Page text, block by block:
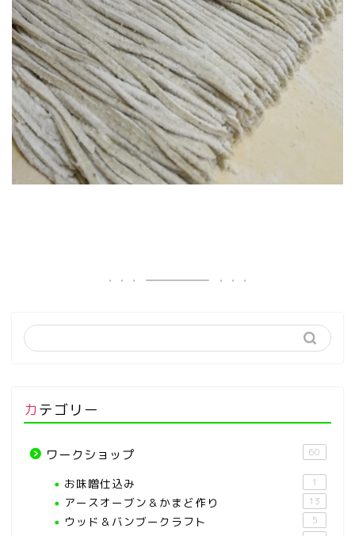
カテゴリー
ワークショップ 60
お味噌仕込み 1
アースオーブン＆かまど作り 13
ウッド＆バンブークラフト 5